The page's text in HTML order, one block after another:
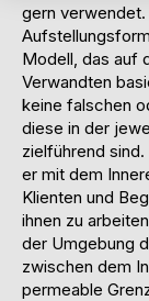
gern
Modell, das auf
Verwandten
keine falschen
diese in der
zielführend
er mit dem
Klienten und
ihnen zu
der Umgebung
zwischen dem
permeable